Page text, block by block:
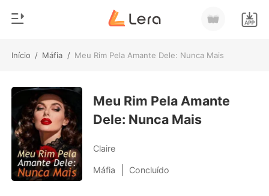
Início / Máfia / Meu Rim Pela Amante Dele: Nunca Mais
Loja
Histórico
Sair
Gênero
Moderno
Lobisomem
Contos
Meu Rim Pela Amante
Dele: Nunca Mais
Claire
Máfia Concluído